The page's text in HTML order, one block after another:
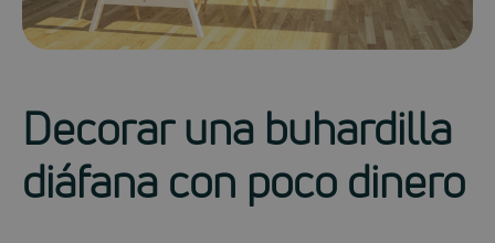
Decorar una buhardilla
diáfana con poco dinero